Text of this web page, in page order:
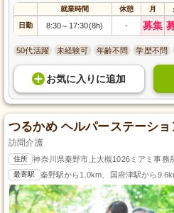
就業時間 休憩 月
日勤 8:30～ 17:30(8h) - 募集
50代活躍 未経験可 年齢不問 学歴不問
お気に入り に追加
つるかめ ヘルパーステーショ
訪問介護
住所 神奈川県秦野市上大槻1026ミアミ事務
最寄駅 秦野駅から1.0km、国府津駅から